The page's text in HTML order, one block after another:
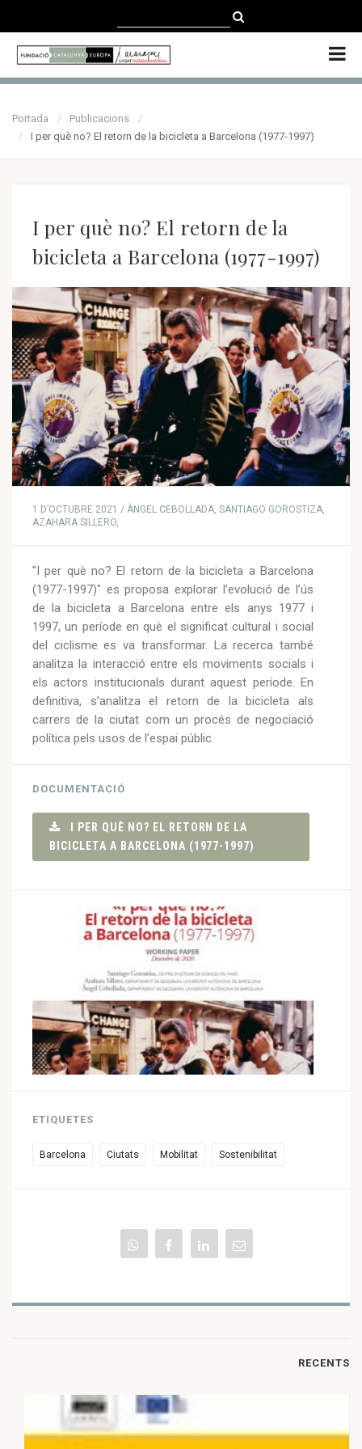
ENGLISH
Portada
Publicacions
I per què no? El retorn de la bicicleta a Barcelona (1977-1997)
I per què no? El retorn de la
bicicleta a Barcelona (1977-1997)
1 D’OCTUBRE 2021 / ÀNGEL CEBOLLADA, SANTIAGO GOROSTIZA,
AZAHARA SILLERO,
"I per què no? El retorn de la bicicleta a Barcelona
(1977-1997)" es proposa explorar l’evolució de l’ús
de la bicicleta a Barcelona entre els anys 1977 i
1997, un període en què el significat cultural i social
del ciclisme es va transformar. La recerca també
analitza la interacció entre els moviments socials i
els actors institucionals durant aquest període. En
definitiva, s’analitza el retorn de la bicicleta als
carrers de la ciutat com un procés de negociació
política pels usos de l’espai públic.
DOCUMENTACIÓ
I PER QUÈ NO? EL RETORN DE LA
BICICLETA A BARCELONA (1977-1997)
ETIQUETES
Barcelona Ciutats Mobilitat Sostenibilitat
RECENTS